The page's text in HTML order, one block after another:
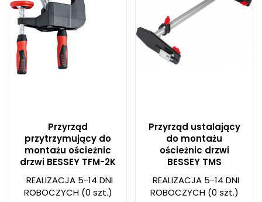
Przyrząd
przytrzymujący do
montażu ościeżnic
drzwi BESSEY TFM-2K
REALIZACJA 5-14 DNI
ROBOCZYCH(0 szt.)
Przyrząd ustalający
do montażu
ościeżnic drzwi
BESSEY TMS
REALIZACJA 5-14 DNI
ROBOCZYCH(0 szt.)